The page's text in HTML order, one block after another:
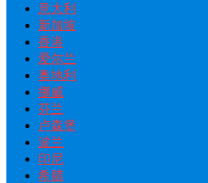
意大利
新加坡
香港
爱尔兰
奥地利
挪威
芬兰
卢森堡
波兰
印尼
希腊